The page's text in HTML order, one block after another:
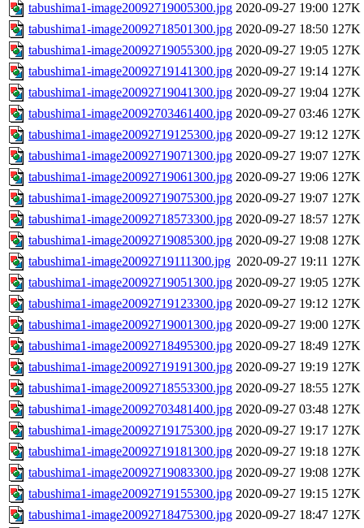
tabushima1-image20092719005300.jpg 2020-09-27 19:00 127K
tabushima1-image20092718501300.jpg 2020-09-27 18:50 127K
tabushima1-image20092719055300.jpg 2020-09-27 19:05 127K
tabushima1-image20092719141300.jpg 2020-09-27 19:14 127K
tabushima1-image20092719041300.jpg 2020-09-27 19:04 127K
tabushima1-image20092703461400.jpg 2020-09-27 03:46 127K
tabushima1-image20092719125300.jpg 2020-09-27 19:12 127K
tabushima1-image20092719071300.jpg 2020-09-27 19:07 127K
tabushima1-image20092719061300.jpg 2020-09-27 19:06 127K
tabushima1-image20092719075300.jpg 2020-09-27 19:07 127K
tabushima1-image20092718573300.jpg 2020-09-27 18:57 127K
tabushima1-image20092719085300.jpg 2020-09-27 19:08 127K
tabushima1-image20092719111300.jpg 2020-09-27 19:11 127K
tabushima1-image20092719051300.jpg 2020-09-27 19:05 127K
tabushima1-image20092719123300.jpg 2020-09-27 19:12 127K
tabushima1-image20092719001300.jpg 2020-09-27 19:00 127K
tabushima1-image20092718495300.jpg 2020-09-27 18:49 127K
tabushima1-image20092719191300.jpg 2020-09-27 19:19 127K
tabushima1-image20092718553300.jpg 2020-09-27 18:55 127K
tabushima1-image20092703481400.jpg 2020-09-27 03:48 127K
tabushima1-image20092719175300.jpg 2020-09-27 19:17 127K
tabushima1-image20092719181300.jpg 2020-09-27 19:18 127K
tabushima1-image20092719083300.jpg 2020-09-27 19:08 127K
tabushima1-image20092719155300.jpg 2020-09-27 19:15 127K
tabushima1-image20092718475300.jpg 2020-09-27 18:47 127K